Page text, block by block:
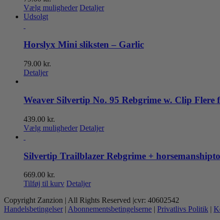
Vælg muligheder Dette
varianter.
Mulighederne
Detaljer
Udsolgt
Horslyx Mini sliksten – Garlic
79.00 kr.
Detaljer
Weaver Silvertip No. 95 Rebgrime w. Clip Flere
439.00 kr.
Vælg muligheder Dette
flere
varianter.
kan
vælges
på
varesiden
Detaljer
Silvertip Trailblazer Rebgrime +
669.00 kr.
Tilføj til kurv Detaljer
Copyright Zanzion | All Rights Reserved |cvr: 40602542
Handelsbetingelser | Abonnementsbetingelserne | Privatlivs Politik |